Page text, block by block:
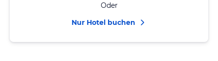
Oder
Nur Hotel buchen